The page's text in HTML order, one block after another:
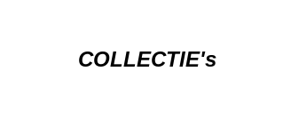
COLLECTIE's